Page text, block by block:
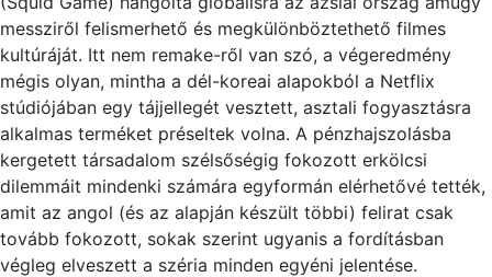
messziről felismerhető és megkülönböztethető filmes
kultúráját. Itt nem remake-ről van szó, a végeredmény
mégis olyan, mintha a dél-koreai alapokból a Netflix
stúdiójában egy tájjellegét vesztett, asztali fogyasztásra
alkalmas terméket préseltek volna. A pénzhajszolásba
kergetett társadalom szélsőségig fokozott erkölcsi
dilemmáit mindenki számára egyformán elérhetővé tették,
amit az angol (és az alapján készült többi) felirat csak
tovább fokozott, sokak szerint ugyanis a fordításban
végleg elveszett a széria minden egyéni jelentése.